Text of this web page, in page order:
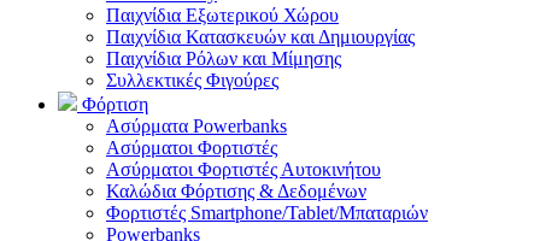
Παιχνίδια Εξωτερικού Χώρου
Παιχνίδια Κατασκευών και Δημιουργίας
Παιχνίδια Ρόλων και Μίμησης
Συλλεκτικές Φιγούρες
Φόρτιση
Ασύρματα Powerbanks
Aσύρματοι Φορτιστές
Ασύρματοι Φορτιστές Αυτοκινήτου
Καλώδια Φόρτισης & Δεδομένων
Φορτιστές Smartphone/Tablet/Μπαταριών
Powerbanks